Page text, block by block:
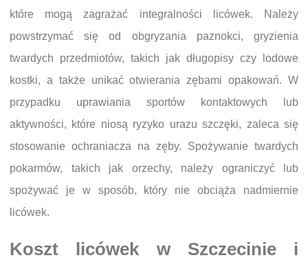
które mogą zagrażać integralności licówek. Należy
powstrzymać się od obgryzania paznokci, gryzienia
twardych przedmiotów, takich jak długopisy czy lodowe
kostki, a także unikać otwierania zębami opakowań. W
przypadku uprawiania sportów kontaktowych lub
aktywności, które niosą ryzyko urazu szczęki, zaleca się
stosowanie ochraniacza na zęby. Spożywanie twardych
pokarmów, takich jak orzechy, należy ograniczyć lub
spożywać je w sposób, który nie obciąża nadmiernie
licówek.
Koszt licówek w Szczecinie i